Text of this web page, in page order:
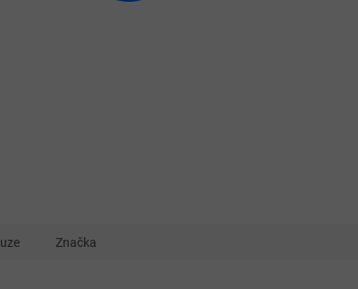
Značka